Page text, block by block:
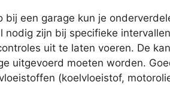
bij een garage kun je
zijn bij specifieke
uit te laten voeren. De
uitgevoerd moeten worden.
(koelvloeistof,